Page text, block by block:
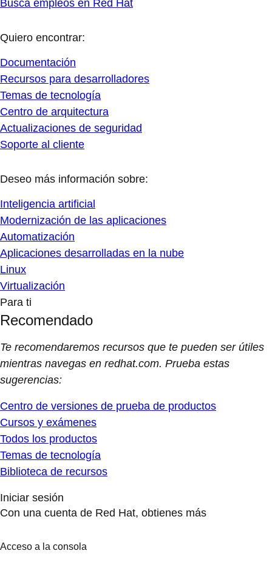
Busca empleos en Red Hat
Quiero encontrar:
Documentación
Recursos para desarrolladores
Temas de tecnología
Centro de arquitectura
Actualizaciones de seguridad
Soporte al cliente
Deseo más información sobre:
Inteligencia artificial
Modernización de las aplicaciones
Automatización
Aplicaciones desarrolladas en la nube
Linux
Virtualización
Para ti
Recomendado
Te recomendaremos recursos que te pueden ser útiles
mientras navegas en redhat.com. Prueba estas
sugerencias:
Centro de versiones de prueba de productos
Cursos y exámenes
Todos los productos
Temas de tecnología
Biblioteca de recursos
Iniciar sesión
Con una cuenta de Red Hat, obtienes más
Acceso a la consola